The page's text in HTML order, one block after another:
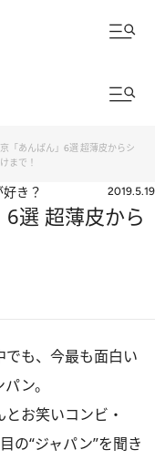
「あんぱん」6選 超薄皮からシ
まで！
き？ 2019.5.19
選 超薄皮から
も、今最も面白い
ン。
お笑いコンビ・
の“ジャパン”を聞き